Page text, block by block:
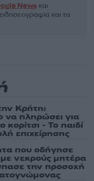
News και
και τα
Κρήτη:
να πληρώσει για
- Το παιδί
επιχείρησης
που οδήγησε
με νεκρούς μητέρα
την προσοχή